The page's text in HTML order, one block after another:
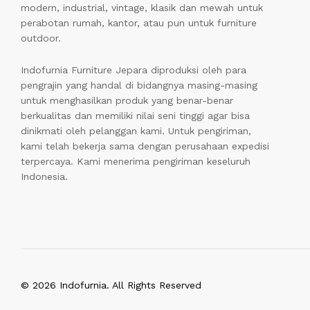
modern, industrial, vintage, klasik dan mewah untuk
perabotan rumah, kantor, atau pun untuk furniture
outdoor.
Indofurnia Furniture Jepara diproduksi oleh para
pengrajin yang handal di bidangnya masing-masing
untuk menghasilkan produk yang benar-benar
berkualitas dan memiliki nilai seni tinggi agar bisa
dinikmati oleh pelanggan kami. Untuk pengiriman,
kami telah bekerja sama dengan perusahaan expedisi
terpercaya. Kami menerima pengiriman keseluruh
Indonesia.
© 2026 Indofurnia. All Rights Reserved